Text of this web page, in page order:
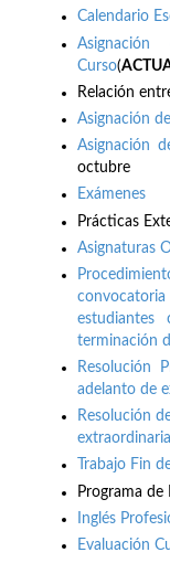
Calendario
Curso(
Relación
Asignación
Asignación
octubre
Exámenes
Prácticas
Asignaturas
terminación
Resolución
adelanto de
Resolución
Trabajo Fin
Programa de
Inglés
Evaluación